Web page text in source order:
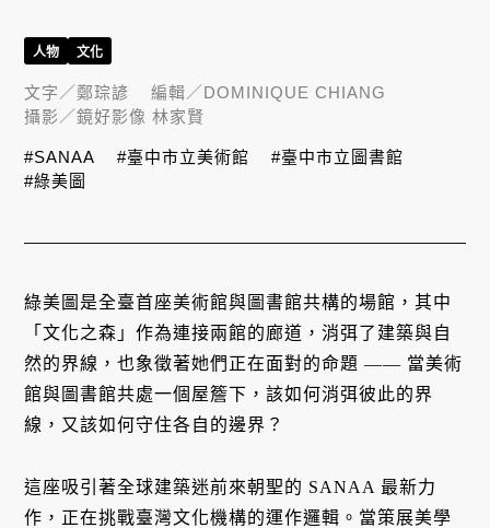
綠美圖是全臺首座美術館與圖書館共構的場館，其中
「文化之森」作為連接兩館的廊道，消弭了建築與自
然的界線，也象徵著她們正在面對的命題 —— 當美術
館與圖書館共處一個屋簷下，該如何消弭彼此的界
線，又該如何守住各自的邊界？
這座吸引著全球建築迷前來朝聖的 SANAA 最新力
作，正在挑戰臺灣文化機構的運作邏輯。當策展美學
人物 文化
文字／鄭琮諺 編輯／DOMINIQUE CHIANG
攝影／鏡好影像 林家賢
#SANAA #臺中市立美術館
#臺中市立圖書館
#綠美圖